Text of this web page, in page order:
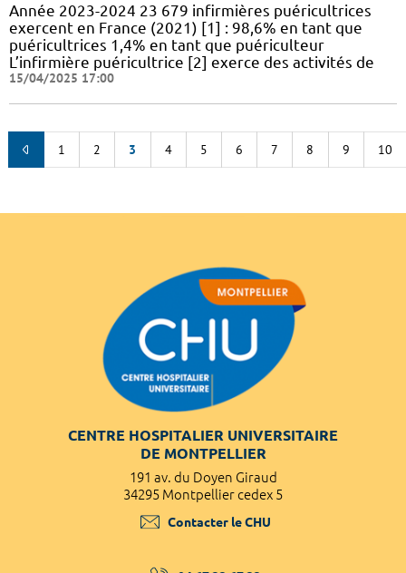
Année 2023-2024 23 679 infirmières puéricultrices
exercent en France (2021) [1] : 98,6% en tant que
puéricultrices 1,4% en tant que puériculteur
L’infirmière puéricultrice [2] exerce des activités de
15/04/2025 17:00
1 2 3 4 5 6 7 8 9 10
CENTRE HOSPITALIER UNIVERSITAIRE
DE MONTPELLIER
191 av. du Doyen Giraud
34295 Montpellier cedex 5
Contacter le CHU